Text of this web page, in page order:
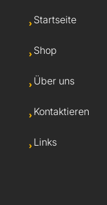
Startseite
Shop
Über uns
Kontaktieren
Links